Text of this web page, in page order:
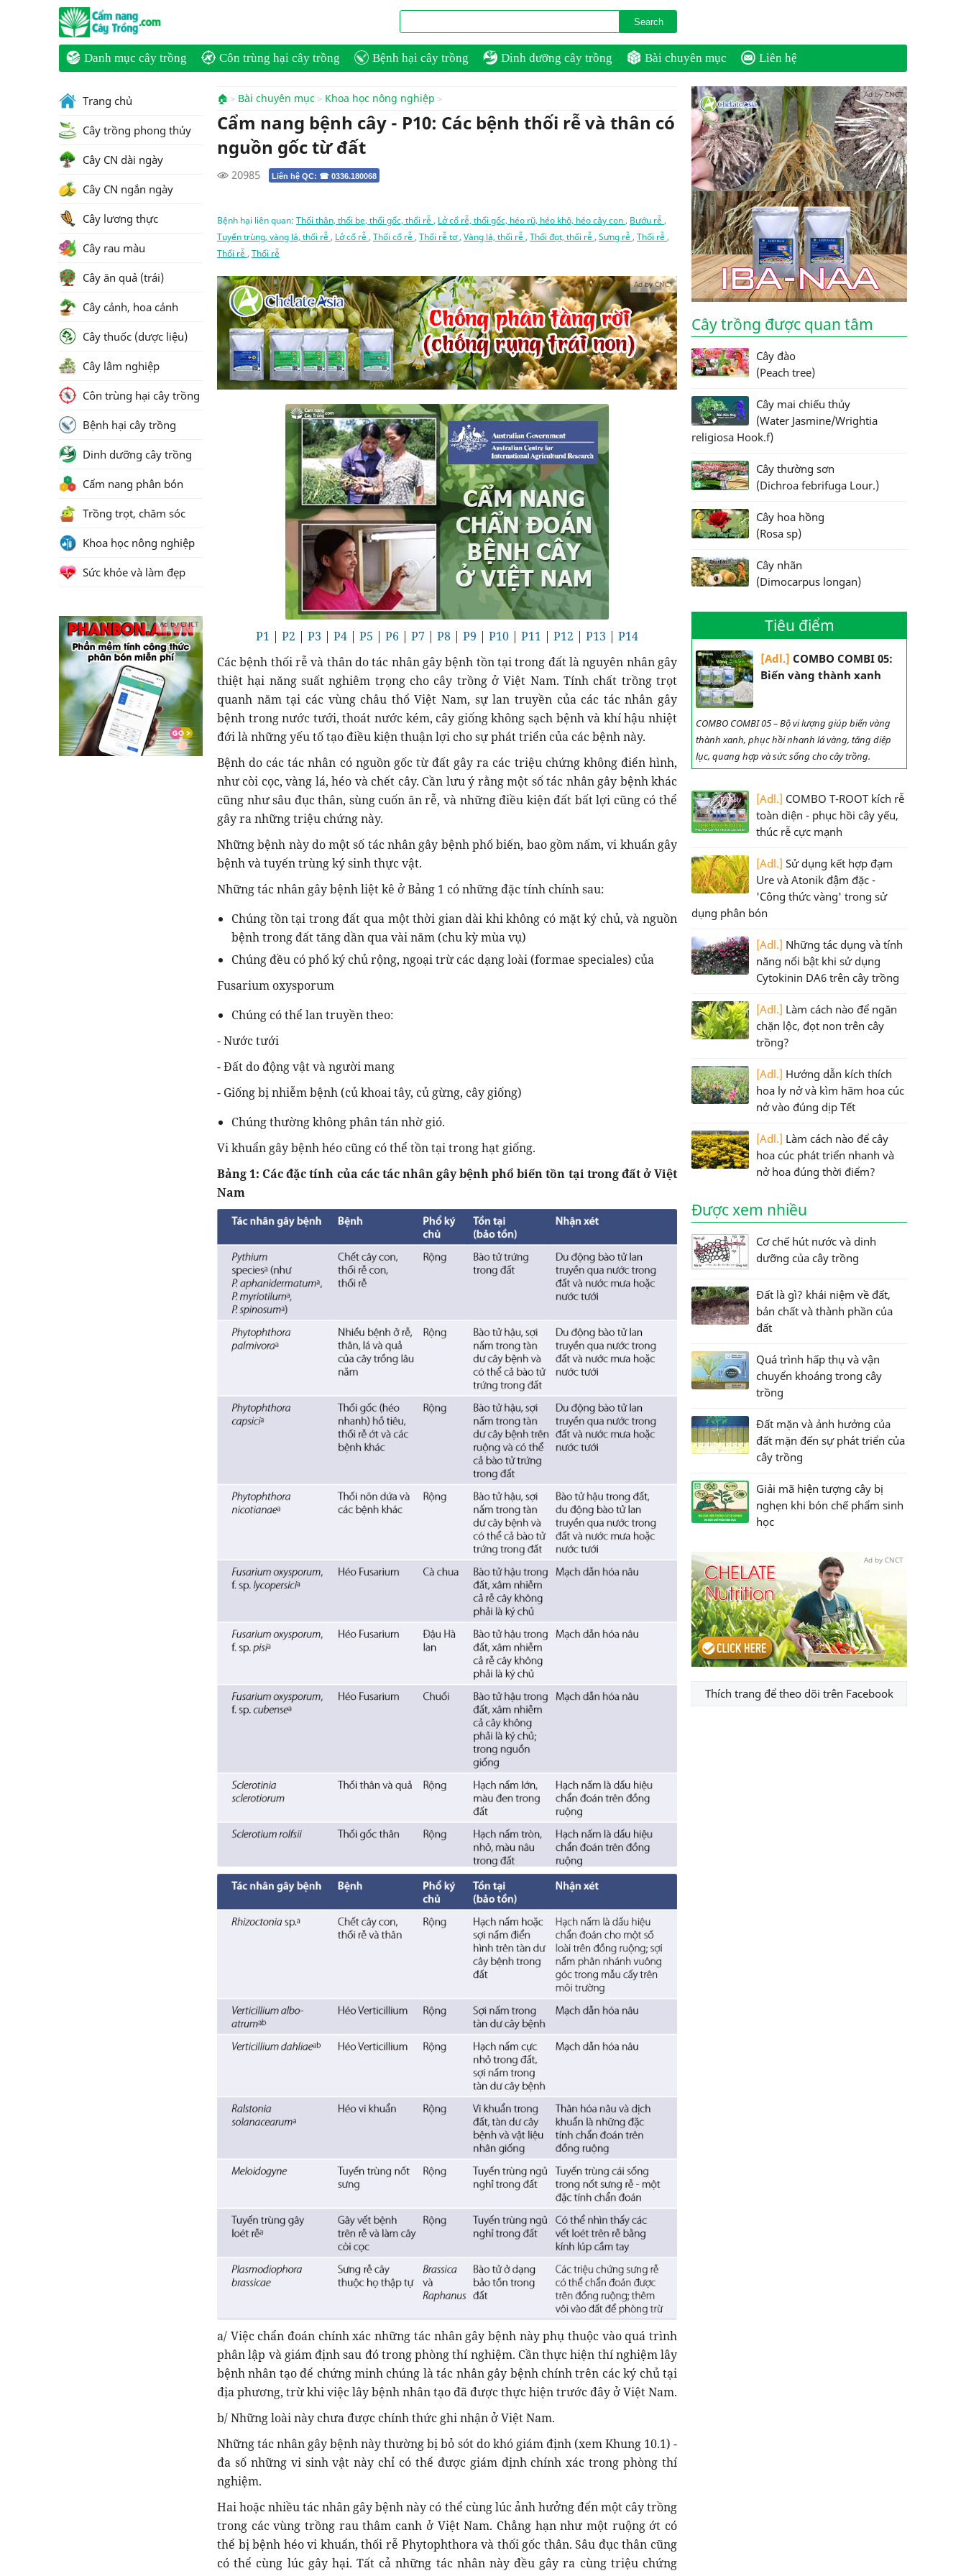
Danh mục cây trồng Côn trùng hại cây trồng Bệnh hại cây trồng Dinh dưỡng cây trồng Bài chuyên mục Liên hệ
🏠 Bài chuyên mục Khoa học nông nghiệp
Cẩm nang bệnh cây - P10: Các bệnh thối rễ và thân có
nguồn gốc từ đất
20985 Liên hệ QC: ☎ 0336.180068
Bệnh hại liên quan: Thối thân, thối bẹ, thối gốc, thối rễ, Lở cổ rễ, thối gốc, héo rũ, héo khô, héo cây con, Bướu rễ,
Tuyến trùng, vàng lá, thối rễ, Lở cổ rễ, Thối cổ rễ, Thối rễ tơ, Vàng lá, thối rễ, Thối đọt, thối rễ, Sưng rễ, Thối rễ,
Thối rễ, Thối rễ
Ad by CNCT
P1 | P2 | P3 | P4 | P5 | P6 | P7 | P8 | P9 | P10 | P11 | P12 | P13 | P14
Các bệnh thối rễ và thân do tác nhân gây bệnh tồn tại trong đất là nguyên nhân gây
thiệt hại năng suất nghiêm trọng cho cây trồng ở Việt Nam. Tính chất trồng trọt
quanh năm tại các vùng châu thổ Việt Nam, sự lan truyền của các tác nhân gây
bệnh trong nước tưới, thoát nước kém, cây giống không sạch bệnh và khí hậu nhiệt
đới là những yếu tố tạo điều kiện thuận lợi cho sự phát triển của các bệnh này.
Bệnh do các tác nhân có nguồn gốc từ đất gây ra các triệu chứng không điển hình,
như còi cọc, vàng lá, héo và chết cây. Cần lưu ý rằng một số tác nhân gây bệnh khác
cũng như sâu đục thân, sùng cuốn ăn rễ, và những điều kiện đất bất lợi cũng có thể
gây ra những triệu chứng này.
Những bệnh này do một số tác nhân gây bệnh phổ biến, bao gồm nấm, vi khuẩn gây
bệnh và tuyến trùng ký sinh thực vật.
Những tác nhân gây bệnh liệt kê ở Bảng 1 có những đặc tính chính sau:
Chúng tồn tại trong đất qua một thời gian dài khi không có mặt ký chủ, và nguồn
bệnh trong đất tăng dần qua vài năm (chu kỳ mùa vụ)
Chúng đều có phổ ký chủ rộng, ngoại trừ các dạng loài (formae speciales) của
Fusarium oxysporum
Chúng có thể lan truyền theo:
- Nước tưới
- Đất do động vật và người mang
- Giống bị nhiễm bệnh (củ khoai tây, củ gừng, cây giống)
Chúng thường không phân tán nhờ gió.
Vi khuẩn gây bệnh héo cũng có thể tồn tại trong hạt giống.
Bảng 1: Các đặc tính của các tác nhân gây bệnh phổ biến tồn tại trong đất ở Việt
Nam
a/ Việc chẩn đoán chính xác những tác nhân gây bệnh này phụ thuộc vào quá trình
phân lập và giám định sau đó trong phòng thí nghiệm. Cần thực hiện thí nghiệm lây
bệnh nhân tạo để chứng minh chúng là tác nhân gây bệnh chính trên các ký chủ tại
địa phương, trừ khi việc lây bệnh nhân tạo đã được thực hiện trước đây ở Việt Nam.
b/ Những loài này chưa được chính thức ghi nhận ở Việt Nam.
Những tác nhân gây bệnh này thường bị bỏ sót do khó giám định (xem Khung 10.1) -
đa số những vi sinh vật này chỉ có thể được giám định chính xác trong phòng thí
nghiệm.
Hai hoặc nhiều tác nhân gây bệnh này có thể cùng lúc ảnh hưởng đến một cây trồng
trong các vùng trồng rau thâm canh ở Việt Nam. Chẳng hạn như một ruộng ớt có
thể bị bệnh héo vi khuẩn, thối rễ Phytophthora và thối gốc thân. Sâu đục thân cũng
có thể cùng lúc gây hại. Tất cả những tác nhân này đều gây ra cùng triệu chứng
Ad by CNCT
Cây trồng được quan tâm
Cây đào
(Peach tree)
Cây mai chiếu thủy
(Water Jasmine/Wrightia
religiosa Hook.f)
Cây thường sơn
(Dichroa febrifuga Lour.)
Cây hoa hồng
(Rosa sp)
Cây nhãn
(Dimocarpus longan)
Tiêu điểm
[Adl.] COMBO COMBI 05:
Biến vàng thành xanh
COMBO COMBI 05 – Bộ vi lượng giúp biến vàng
thành xanh, phục hồi nhanh lá vàng, tăng diệp
lục, quang hợp và sức sống cho cây trồng.
[Adl.] COMBO T-ROOT kích rễ
toàn diện - phục hồi cây yếu,
thúc rễ cực mạnh
[Adl.] Sử dụng kết hợp đạm
Ure và Atonik đậm đặc -
'Công thức vàng' trong sử
dụng phân bón
[Adl.] Những tác dụng và tính
năng nổi bật khi sử dụng
Cytokinin DA6 trên cây trồng
[Adl.] Làm cách nào để ngăn
chặn lộc, đọt non trên cây
trồng?
[Adl.] Hướng dẫn kích thích
hoa ly nở và kìm hãm hoa cúc
nở vào đúng dịp Tết
[Adl.] Làm cách nào để cây
hoa cúc phát triển nhanh và
nở hoa đúng thời điểm?
Được xem nhiều
Cơ chế hút nước và dinh
dưỡng của cây trồng
Đất là gì? khái niệm về đất,
bản chất và thành phần của
đất
Quá trình hấp thụ và vận
chuyển khoáng trong cây
trồng
Đất mặn và ảnh hưởng của
đất mặn đến sự phát triển của
cây trồng
Giải mã hiện tượng cây bị
nghẹn khi bón chế phẩm sinh
học
Ad by CNCT
Thích trang để theo dõi trên Facebook
Trang chủ
Cây trồng phong thủy
Cây CN dài ngày
Cây CN ngắn ngày
Cây lương thực
Cây rau màu
Cây ăn quả (trái)
Cây cảnh, hoa cảnh
Cây thuốc (dược liệu)
Cây lâm nghiệp
Côn trùng hại cây trồng
Bệnh hại cây trồng
Dinh dưỡng cây trồng
Cẩm nang phân bón
Trồng trọt, chăm sóc
Khoa học nông nghiệp
Sức khỏe và làm đẹp
Ad by CNCT